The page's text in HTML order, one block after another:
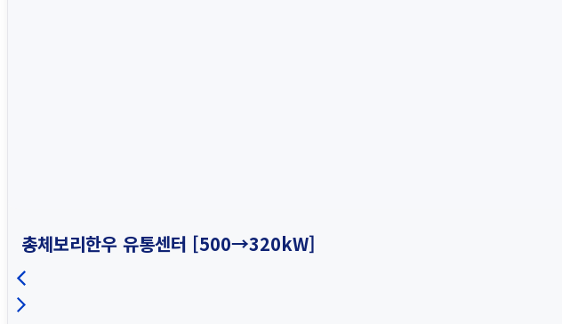
총체보리한우 유통센터 [500→320kW]